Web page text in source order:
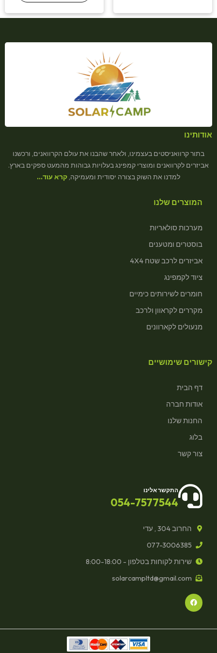
אודותינו
בתור קרוואניסטים בעצמינו, ולאחר שהבנו את עולם הקרוואנים, ורכשנו
אביזרים לקרוואנים ומוצרי קמפינג בעלויות גבוהות מהמעט ספקים בארץ.
למדנו את השוק בצורה יסודית ומעמיקה, קרא עוד…
המוצרים שלנו
מערכות סולאריות
בוסטרים ומטענים
אביזרים לרכב שטח 4X4
ציוד לקמפינג
חומרים לשירותים כימיים
מקררים לקראוון ולרכב
מנעולים לקארוונים
קישורים שימושיים
דף הבית
אודות חברה
החנות שלנו
בלוג
צור קשר
התקשר אלינו
054-7577544
החרוב 304 , עדי
077-3006385
שירות לקוחות בטלפון - 8:00-18:00
solarcampltd@gmail.com
F
a
c
o